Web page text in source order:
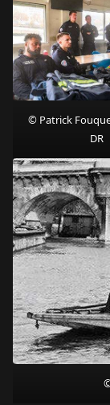
© Patrick
DR